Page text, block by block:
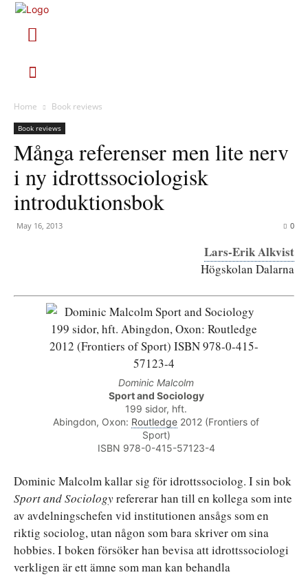
Home Book reviews
Book reviews
Många referenser men lite nerv
i ny idrottssociologisk
introduktionsbok
May 16, 2013 0
Lars-Erik Alkvist
Högskolan Dalarna
Dominic Malcolm
Sport and Sociology
199 sidor, hft.
Abingdon, Oxon: Routledge 2012 (Frontiers of
Sport)
ISBN 978-0-415-57123-4
Dominic Malcolm kallar sig för idrottssociolog. I sin bok
Sport and Sociologyrefererar han till en kollega som inte
av avdelningschefen vid institutionen ansågs som en
riktig sociolog, utan någon som bara skriver om sina
hobbies. I boken försöker han bevisa att idrottssociologi
verkligen är ett ämne som man kan behandla